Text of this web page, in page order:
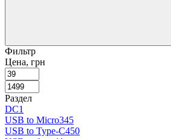
Фильтр
Цена, грн
Раздел
DC1
USB to Micro345
USB to Type-C450